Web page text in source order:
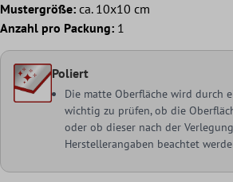
Mustergröße: ca. 10x10 cm
Anzahl pro Packung: 1
Poliert
Die matte Oberfläche wird durch
wichtig zu prüfen, ob die
oder ob dieser nach der
Herstellerangaben beachtet